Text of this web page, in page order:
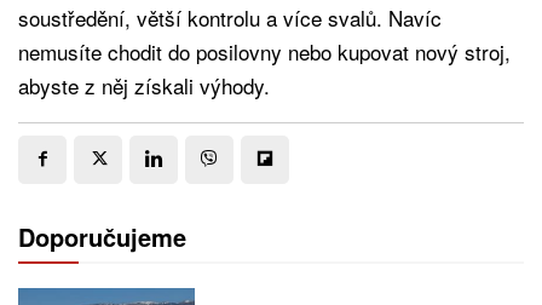
soustředění, větší kontrolu a více svalů. Navíc
nemusíte chodit do posilovny nebo kupovat nový stroj,
abyste z něj získali výhody.
Doporučujeme